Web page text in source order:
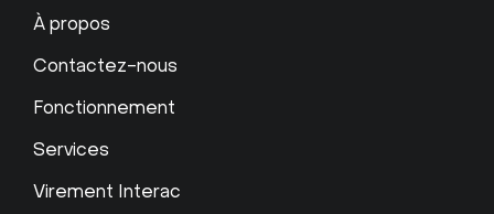
À propos
Contactez-nous
Fonctionnement
Services
Virement Interac